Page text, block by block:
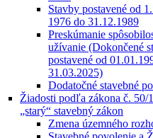
Stavby postavené od
1976 do 31.12.1989
Preskúmanie
užívanie (Dokončené
postavené od
31.03.2025)
Dodatočné stavebné
Žiadosti podľa zákona č. 50/
„starý“ stavebný zákon
Zmena územného